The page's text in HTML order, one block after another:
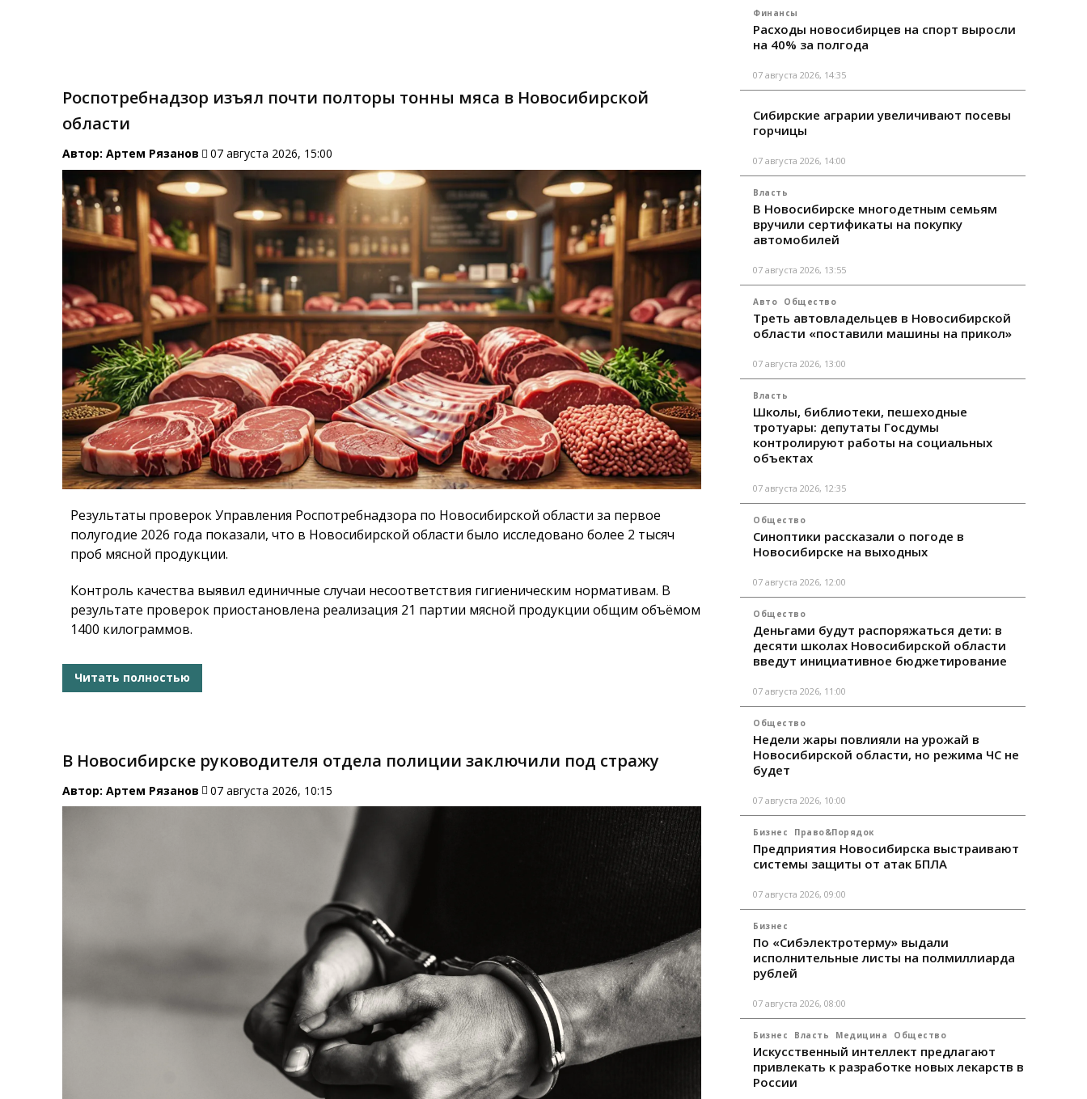
Роспотребнадзор изъял почти полторы тонны мяса в Новосибирской
области
Автор:Артем Рязанов 07 августа 2026, 15:00
Результаты проверок Управления Роспотребнадзора по Новосибирской области за первое
полугодие 2026 года показали, что в Новосибирской области было исследовано более 2 тысяч
проб мясной продукции.
Контроль качества выявил единичные случаи несоответствия гигиеническим нормативам. В
результате проверок приостановлена реализация 21 партии мясной продукции общим объёмом
1400 килограммов.
Читать полностью
В Новосибирске руководителя отдела полиции заключили под стражу
Автор:Артем Рязанов 07 августа 2026, 10:15
Финансы
Расходы новосибирцев на спорт выросли
на 40% за полгода
07 августа 2026, 14:35
Сибирские аграрии увеличивают посевы
горчицы
07 августа 2026, 14:00
Власть
В Новосибирске многодетным семьям
вручили сертификаты на покупку
автомобилей
07 августа 2026, 13:55
Авто Общество
Треть автовладельцев в Новосибирской
области «поставили машины на прикол»
07 августа 2026, 13:00
Власть
Школы, библиотеки, пешеходные
тротуары: депутаты Госдумы
контролируют работы на социальных
объектах
07 августа 2026, 12:35
Общество
Синоптики рассказали о погоде в
Новосибирске на выходных
07 августа 2026, 12:00
Общество
Деньгами будут распоряжаться дети: в
десяти школах Новосибирской области
введут инициативное бюджетирование
07 августа 2026, 11:00
Общество
Недели жары повлияли на урожай в
Новосибирской области, но режима ЧС не
будет
07 августа 2026, 10:00
Бизнес Право&Порядок
Предприятия Новосибирска выстраивают
системы защиты от атак БПЛА
07 августа 2026, 09:00
Бизнес
По «Сибэлектротерму» выдали
исполнительные листы на полмиллиарда
рублей
07 августа 2026, 08:00
Бизнес Власть Медицина Общество
Искусственный интеллект предлагают
привлекать к разработке новых лекарств в
России